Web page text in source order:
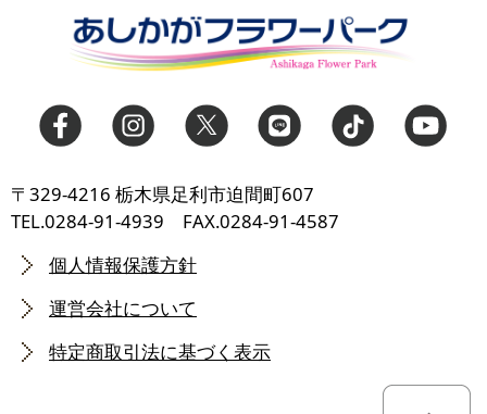
〒329-4216 栃木県足利市迫間町607
TEL.0284-91-4939 FAX.0284-91-4587
個人情報保護方針
運営会社について
特定商取引法に基づく表示